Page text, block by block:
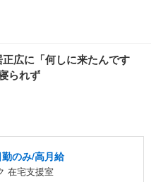
広に「何しに来たんです
られず
のみ/高月給
在宅支援室